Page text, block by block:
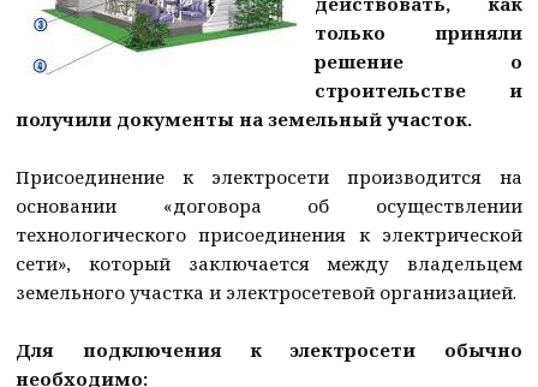
только приняли
решение о
строительстве и
получили документы на земельный участок.
Присоединение к электросети производится на
основании «договора об осуществлении
технологического присоединения к электрической
сети», который заключается между владельцем
земельного участка и электросетевой организацией.
Для подключения к электросети обычно
необходимо: